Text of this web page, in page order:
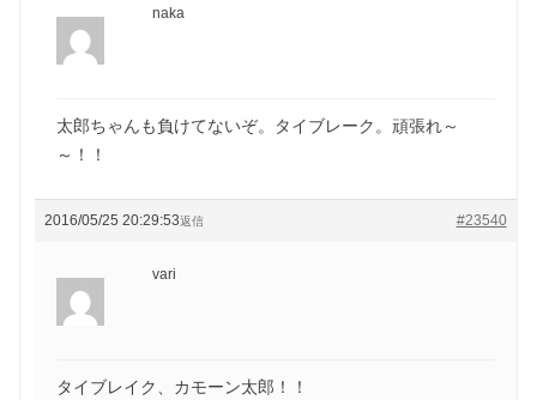
naka
太郎ちゃんも負けてないぞ。タイブレーク。頑張れ～
～！！
2016/05/25 20:29:53 #23540
返信
vari
タイブレイク、カモーン太郎！！